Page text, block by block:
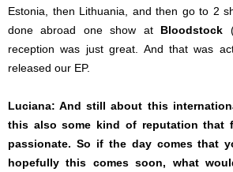
Estonia, then Lithuania, and then go to 2
done abroad one show at Bloodstock
reception was just great. And that was
released our EP.
Luciana: And still about this
this also some kind of reputation that
passionate. So if the day comes that
hopefully this comes soon, what